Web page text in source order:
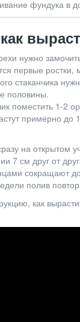
фундука в
нужно
первые
стаканчика
половины.
поместить 1-2
примерно
на открытом
7 см друг от
сокращают
полив
как